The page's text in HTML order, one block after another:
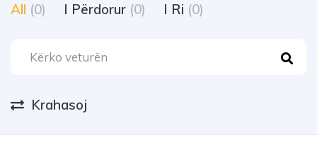
All (0) I Përdorur (0) I Ri (0)
Krahasoj